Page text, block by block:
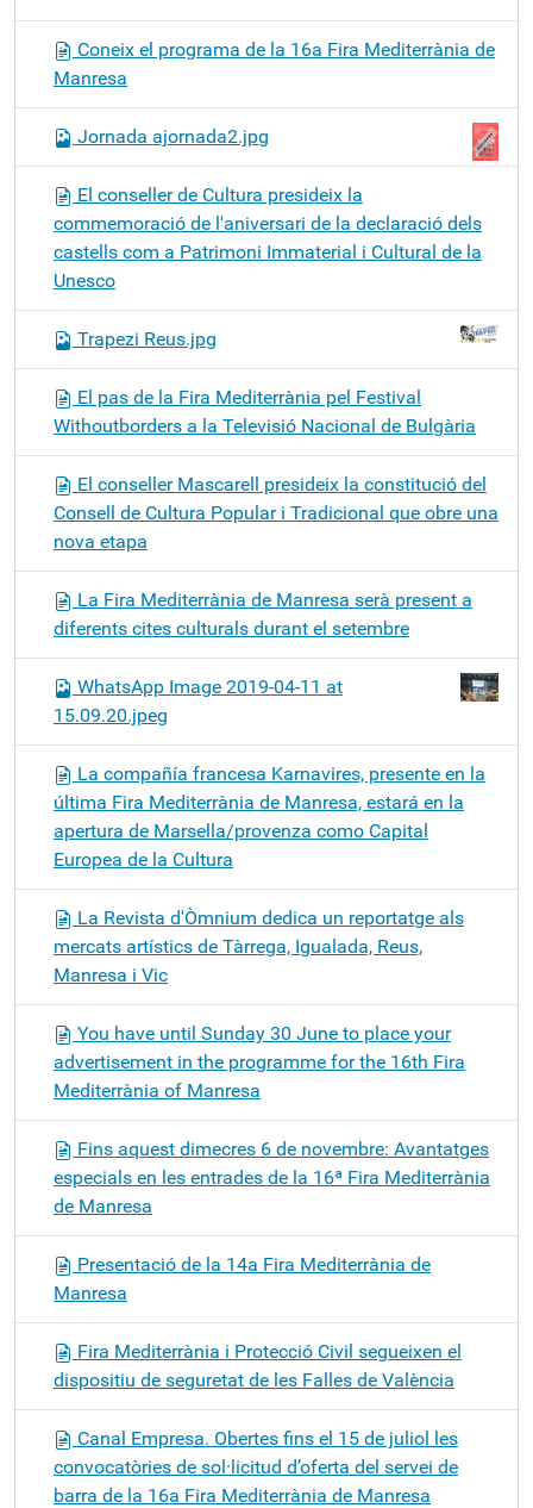
Coneix el programa de la 16a Fira Mediterrània de
Manresa
Jornada ajornada2.jpg
El conseller de Cultura presideix la
commemoració de l'aniversari de la declaració dels
castells com a Patrimoni Immaterial i Cultural de la
Unesco
Trapezi Reus.jpg
El pas de la Fira Mediterrània pel Festival
Withoutborders a la Televisió Nacional de Bulgària
El conseller Mascarell presideix la constitució del
Consell de Cultura Popular i Tradicional que obre una
nova etapa
La Fira Mediterrània de Manresa serà present a
diferents cites culturals durant el setembre
WhatsApp Image 2019-04-11 at
15.09.20.jpeg
La compañía francesa Karnavires, presente en la
última Fira Mediterrània de Manresa, estará en la
apertura de Marsella/provenza como Capital
Europea de la Cultura
La Revista d'Òmnium dedica un reportatge als
mercats artístics de Tàrrega, Igualada, Reus,
Manresa i Vic
You have until Sunday 30 June to place your
advertisement in the programme for the 16th Fira
Mediterrània of Manresa
Fins aquest dimecres 6 de novembre: Avantatges
especials en les entrades de la 16ª Fira Mediterrània
de Manresa
Presentació de la 14a Fira Mediterrània de
Manresa
Fira Mediterrània i Protecció Civil segueixen el
dispositiu de seguretat de les Falles de València
Canal Empresa. Obertes fins el 15 de juliol les
convocatòries de sol·licitud d’oferta del servei de
barra de la 16a Fira Mediterrània de Manresa